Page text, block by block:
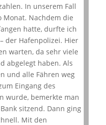
In unserem Fall
Monat. Nachdem die
hatte, durfte ich
der Hafenpolizei. Hier
warten, da sehr viele
abgelegt haben. Als
und alle Fähren weg
Eingang des
wurde, bemerkte man
sitzend. Dann ging
Mit den